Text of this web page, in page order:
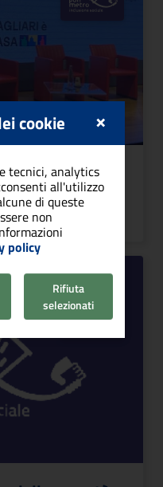
casa
×
cookie
tecnici, analytics
all'utilizzo
di queste
non
policy
Rifiuta
selezionati